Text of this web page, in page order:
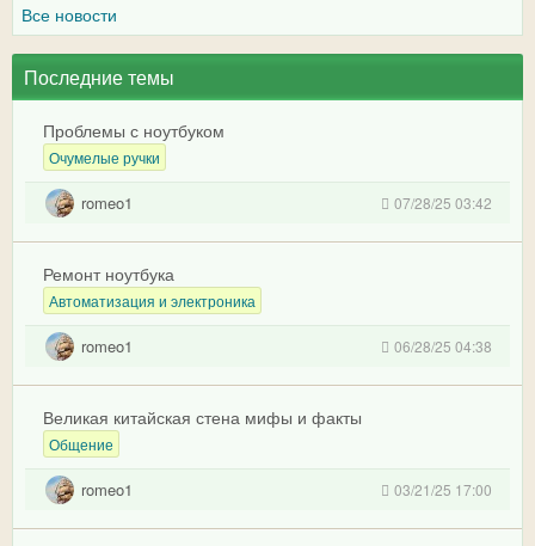
Все новости
Последние темы
Проблемы с ноутбуком
Очумелые ручки
romeo1 07/28/25 03:42
Ремонт ноутбука
Автоматизация и электроника
romeo1 06/28/25 04:38
Великая китайская стена мифы и факты
Общение
romeo1 03/21/25 17:00